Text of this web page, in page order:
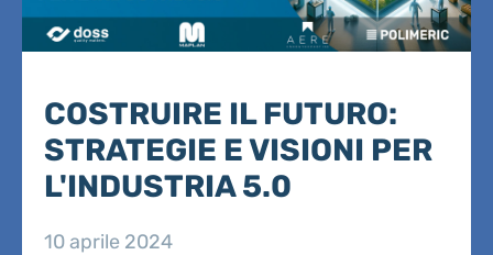
COSTRUIRE IL FUTURO:
STRATEGIE E VISIONI PER
L'INDUSTRIA 5.0
10 aprile 2024